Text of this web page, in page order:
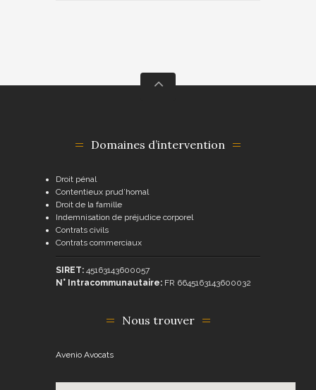
Domaines d’intervention
Droit pénal
Contentieux prud’homal
Droit de la famille
Indemnisation de préjudice corporel
Contrats civils
Contrats commerciaux
SIRET: 45163143600057
N° Intracommunautaire: FR 6645163143600032
Nous trouver
Avenio Avocats